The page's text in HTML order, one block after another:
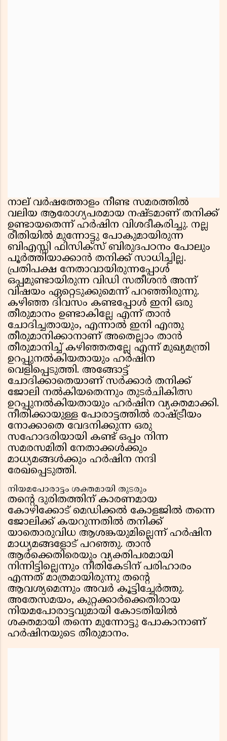
നാല് വർഷത്തോളം നീണ്ട സമരത്തിൽ
വലിയ ആരോഗ്യപരമായ നഷ്ടമാണ് തനിക്ക്
ഉണ്ടായതെന്ന് ഹർഷിന വിശദീകരിച്ചു. നല്ല
രീതിയിൽ മുന്നോട്ടു പോകുമായിരുന്ന
ബിഎസ്സി ഫിസിക്സ് ബിരുദപഠനം പോലും
പൂർത്തിയാക്കാൻ തനിക്ക് സാധിച്ചില്ല.
പ്രതിപക്ഷ നേതാവായിരുന്നപ്പോൾ
ഒപ്പമുണ്ടായിരുന്ന വിഡി സതീശൻ അന്ന്
വിഷയം ഏറ്റെടുക്കുമെന്ന് പറഞ്ഞിരുന്നു.
കഴിഞ്ഞ ദിവസം കണ്ടപ്പോൾ ഇനി ഒരു
തീരുമാനം ഉണ്ടാകില്ലേ എന്ന് താൻ
ചോദിച്ചതായും, എന്നാൽ ഇനി എന്തു
തീരുമാനിക്കാനാണ് അതെല്ലാം താൻ
തീരുമാനിച്ച് കഴിഞ്ഞതല്ലേ എന്ന് മുഖ്യമന്ത്രി
ഉറപ്പുനൽകിയതായും ഹർഷിന
വെളിപ്പെടുത്തി. അങ്ങോട്ട്
ചോദിക്കാതെയാണ് സർക്കാർ തനിക്ക്
ജോലി നൽകിയതെന്നും തുടർചികിത്സ
ഉറപ്പുനൽകിയതായും ഹർഷിന വ്യക്തമാക്കി.
നീതിക്കായുള്ള പോരാട്ടത്തിൽ രാഷ്ട്രീയം
നോക്കാതെ വേദനിക്കുന്ന ഒരു
സഹോദരിയായി കണ്ട് ഒപ്പം നിന്ന
സമരസമിതി നേതാക്കൾക്കും
മാധ്യമങ്ങൾക്കും ഹർഷിന നന്ദി
രേഖപ്പെടുത്തി.
നിയമപോരാട്ടം ശക്തമായി തുടരും
തന്റെ ദുരിതത്തിന് കാരണമായ
കോഴിക്കോട് മെഡിക്കൽ കോളജിൽ തന്നെ
ജോലിക്ക് കയറുന്നതിൽ തനിക്ക്
യാതൊരുവിധ ആശങ്കയുമില്ലെന്ന് ഹർഷിന
മാധ്യമങ്ങളോട് പറഞ്ഞു. താൻ
ആർക്കെതിരെയും വ്യക്തിപരമായി
നിന്നിട്ടില്ലെന്നും നീതികേടിന് പരിഹാരം
എന്നത് മാത്രമായിരുന്നു തന്റെ
ആവശ്യമെന്നും അവർ കൂട്ടിച്ചേർത്തു.
അതേസമയം, കുറ്റക്കാർക്കെതിരായ
നിയമപോരാട്ടവുമായി കോടതിയിൽ
ശക്തമായി തന്നെ മുന്നോട്ടു പോകാനാണ്
ഹർഷിനയുടെ തീരുമാനം.